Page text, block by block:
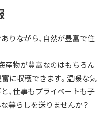
りながら、自然が豊富で住
産物が豊富なのはもちろん
富に収穫できます。温暖な気
、仕事もプライベートも子
暮らしを送りませんか？